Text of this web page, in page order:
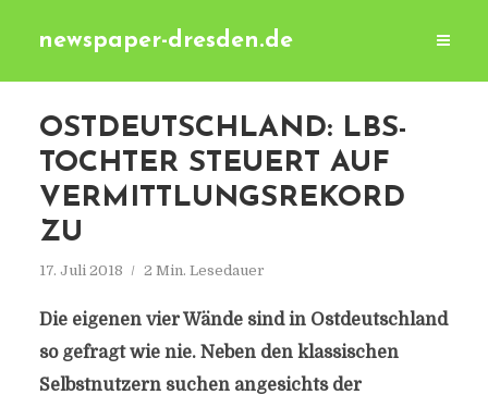
newspaper-dresden.de
OSTDEUTSCHLAND: LBS-
TOCHTER STEUERT AUF
VERMITTLUNGSREKORD
ZU
17. Juli 2018 2 Min. Lesedauer
Die eigenen vier Wände sind in Ostdeutschland
so gefragt wie nie. Neben den klassischen
Selbstnutzern suchen angesichts der